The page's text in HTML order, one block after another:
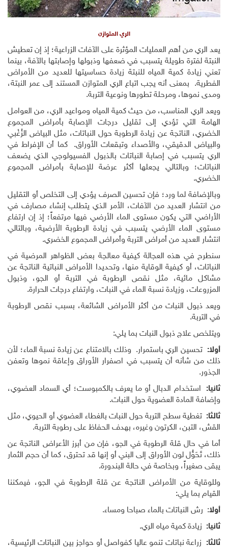
الري المتوازن
يعد الري من أهم العمليات المؤثرة على الآفات الزراعية؛ إذ إن تعطيش
النبتة لفترة طويلة يتسبب في ضعفها وذبولها وإصابتها بالآفة، بينما
تعني زيادة كمية المياه للنبتة زيادة حساسيتها للعديد من الأمراض
الفطرية. بمعنى أنه يجب اتباع الري المتوازن المستند إلى عمر النبتة،
ومدى نموها، ومرحلة تطورها ونوعية التربة.
ويعد الري المناسب، من حيث كمية المياه ومواعيد الري، من العوامل
الهامة التي تؤدي إلى تقليل درجات الإصابة بأمراض المجموع
الخضري، الناتجة عن زيادة الرطوبة حول النباتات، مثل البياض الزُغْبي
والبياض الدقيقي، والأصداء وتبقعات الأوراق. كما أن الإفراط في
الري يتسبب في إصابة النباتات بالذبول الفسيولوجي الذي يضعف
النباتات؛ وبالتالي يجعلها أكثر عرضة للإصابة بأمراض المجموع
الخضري.
وبالإضافة لما ورد؛ فإن تحسين الصرف يؤدي إلى التخلص أو التقليل
من انتشار العديد من الآفات، الأمر الذي يتطلب إنشاء مصارف في
الأراضي التي يكون مستوى الماء الأرضي فيها مرتفعاً؛ إذ إن ارتفاع
مستوى الماء الأرضي يتسبب في زيادة الرطوبة الأرضية، وبالتالي
انتشار العديد من أمراض التربة وأمراض المجموع الخضري.
سنطرح في هذه العجالة كيفية معالجة بعض الظواهر المرضية في
النباتات، أو كيفية الوقاية منها، وتحديدا الأمراض النباتية الناتجة عن
مشاكل مائية، مثل نقص الرطوبة في التربة أو الجو، وذبول
المزروعات، وزيادة نسبة الماء في النبات، وارتفاع درجات الحرارة.
ويعد ذبول النبات من أكثر الأمراض الشائعة، بسبب نقص الرطوبة
في التربة.
ويتلخص علاج ذبول النبات بما يلي:
أولا:تحسين الري باستمرار. وذلك بالامتناع عن زيادة نسبة الماء؛ لأن
ذلك من شأنه أن يتسبب في اصفرار الأوراق وإعاقة نموها وتعفن
الجذور.
ثانيا: استخدام الدبال أو ما يعرف بالكمبوست؛ أي السماد العضوي،
وإضافة المادة العضوية حول النبات.
ثالثا: تغطية سطح التربة حول النبات بالغطاء العضوي أو الحيوي، مثل
القش، التبن، الكرتون وغيره، بهدف الحفاظ على رطوبة التربة.
أما في حال قلة الرطوبة في الجو، فإن من أبرز الأعراض الناتجة عن
ذلك، تَحَوُّل لون الأوراق إلى البني أو إنها قد تحترق، كما أن حجم الثمار
يبقى صغيراً، وبخاصة في حالة البندورة.
وللوقاية من الأمراض الناتجة عن قلة الرطوبة في الجو، فيمكننا
القيام بما يلي:
أولا: رش النباتات بالماء صباحا ومساء.
ثانيا: زيادة كمية مياه الري.
ثالثا: زراعة نباتات تنمو عاليا كفواصل أو حواجز بين النباتات الرئيسية،